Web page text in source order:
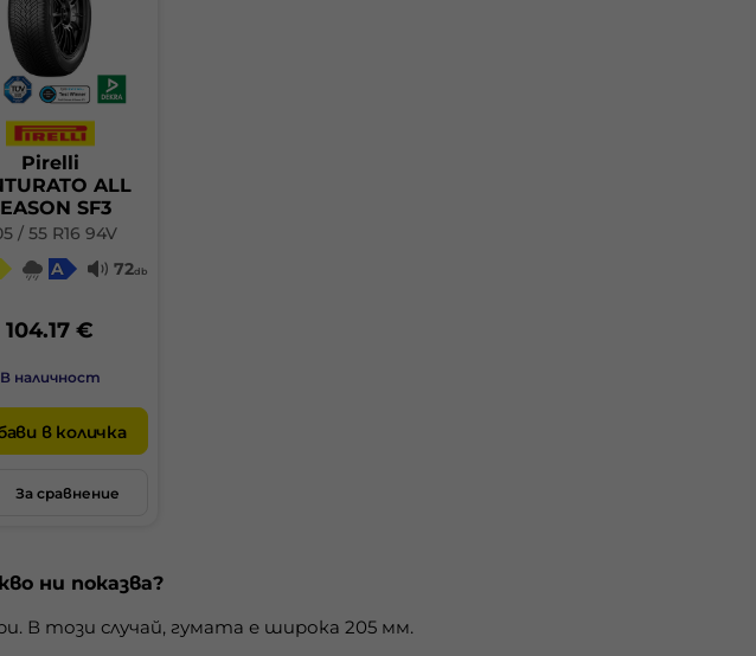
Pirelli
ALL
SF3
/ 55 R16 94V
A 72db
104.17 €
В наличност
в количка
За сравнение
ни показва?
В този случай, гумата е широка 205 мм.